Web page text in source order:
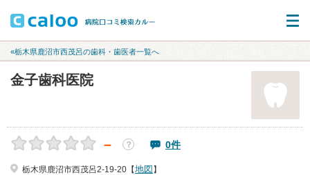
«栃木県鹿沼市西茂呂の歯科・歯医者一覧へ
金子歯科医院
－ ？ 0件
栃木県鹿沼市西茂呂2-19-20【地図 】